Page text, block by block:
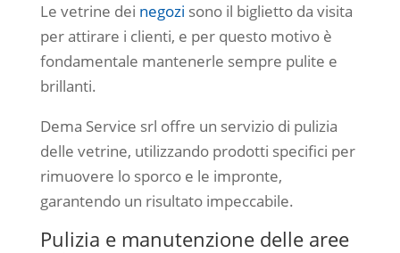
Le vetrine dei negozi sono il biglietto da visita
per attirare i clienti, e per questo motivo è
fondamentale mantenerle sempre pulite e
brillanti.
Dema Service srl offre un servizio di pulizia
delle vetrine, utilizzando prodotti specifici per
rimuovere lo sporco e le impronte,
garantendo un risultato impeccabile.
Pulizia e manutenzione delle aree